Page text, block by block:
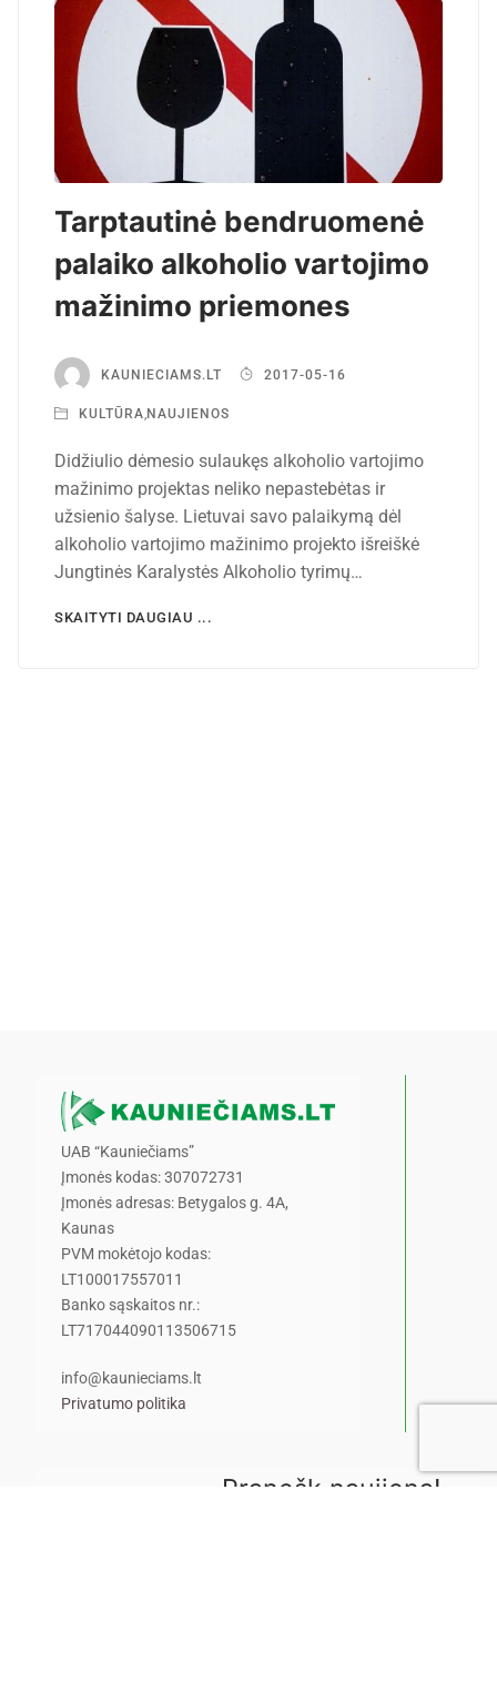
Tarptautinė bendruomenė
palaiko alkoholio vartojimo
mažinimo priemones
KAUNIECIAMS.LT 2017-05-16
KULTŪRA NAUJIENOS
Didžiulio dėmesio sulaukęs alkoholio vartojimo
mažinimo projektas neliko nepastebėtas ir
užsienio šalyse. Lietuvai savo palaikymą dėl
alkoholio vartojimo mažinimo projekto išreiškė
Jungtinės Karalystės Alkoholio tyrimų…
SKAITYTI DAUGIAU ...
UAB “Kauniečiams”
Įmonės kodas: 307072731
Įmonės adresas: Betygalos g. 4A,
Kaunas
PVM mokėtojo kodas:
LT100017557011
Banko sąskaitos nr.:
LT717044090113506715
info@kaunieciams.lt
Privatumo politika
Pranešk naujieną!